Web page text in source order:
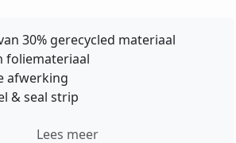
30% gerecycled materiaal
foliemateriaal
afwerking
& seal strip
Lees meer